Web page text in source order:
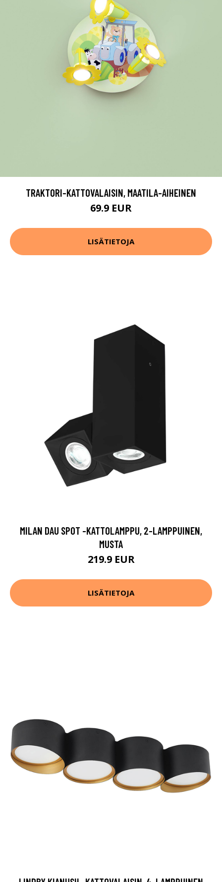
TRAKTORI-KATTOVALAISIN, MAATILA-AIHEINEN
69.9 EUR
LISÄTIETOJA
MILAN DAU SPOT -KATTOLAMPPU, 2-LAMPPUINEN,
MUSTA
219.9 EUR
LISÄTIETOJA